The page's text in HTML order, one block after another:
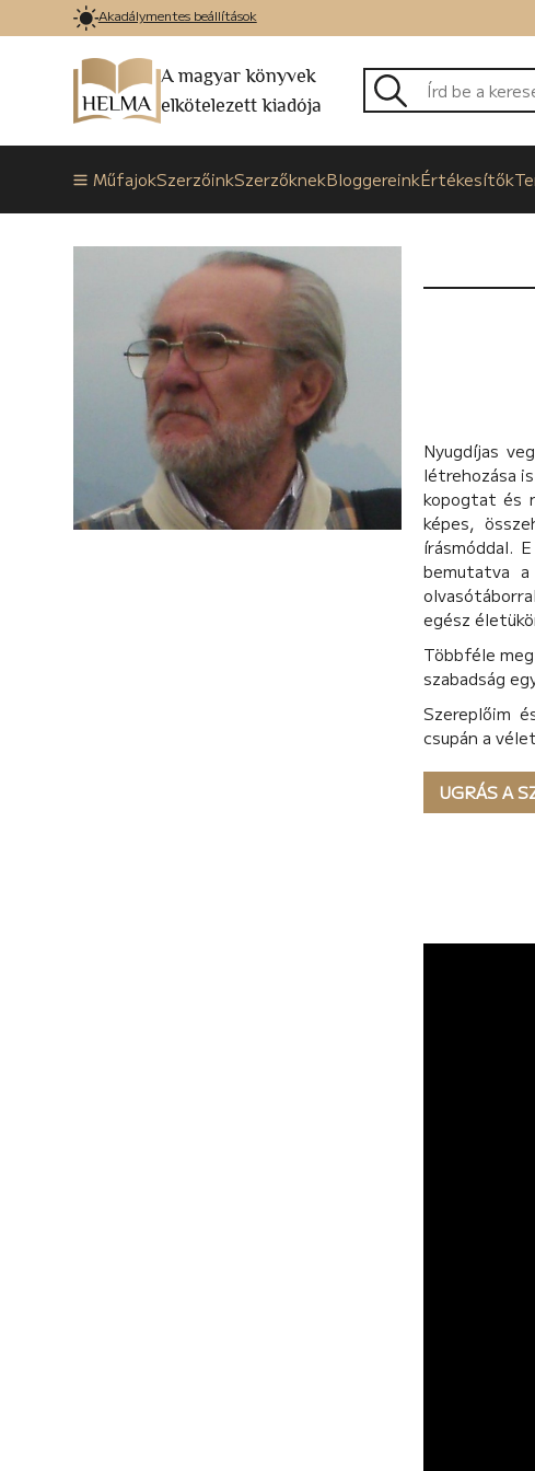
Akadálymentes beállítások
A magyar könyvek
elkötelezett kiadója
MűfajokSzerzőinkSzerzőknekBloggereinkÉrtékesítők
Nyugdíjas
létrehozása
kopogtat és
képes,
írásmóddal.
bemutatva
egész
Többféle
szabadság
Szereplőim
csupán a
UGRÁS A